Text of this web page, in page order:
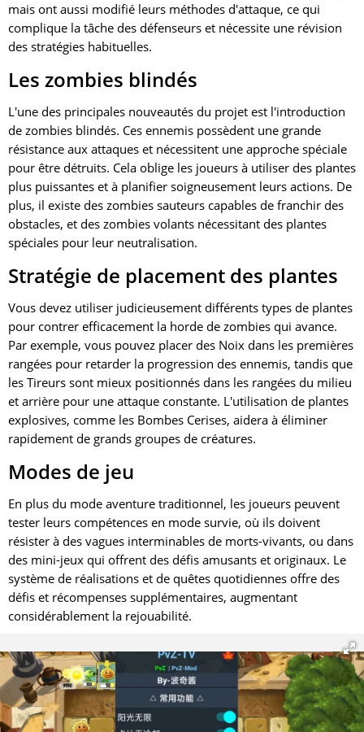
mais ont aussi modifié leurs méthodes d'attaque, ce qui
complique la tâche des défenseurs et nécessite une révision
des stratégies habituelles.
Les zombies blindés
L'une des principales nouveautés du projet est l'introduction
de zombies blindés. Ces ennemis possèdent une grande
résistance aux attaques et nécessitent une approche spéciale
pour être détruits. Cela oblige les joueurs à utiliser des plantes
plus puissantes et à planifier soigneusement leurs actions. De
plus, il existe des zombies sauteurs capables de franchir des
obstacles, et des zombies volants nécessitant des plantes
spéciales pour leur neutralisation.
Stratégie de placement des plantes
Vous devez utiliser judicieusement différents types de plantes
pour contrer efficacement la horde de zombies qui avance.
Par exemple, vous pouvez placer des Noix dans les premières
rangées pour retarder la progression des ennemis, tandis que
les Tireurs sont mieux positionnés dans les rangées du milieu
et arrière pour une attaque constante. L'utilisation de plantes
explosives, comme les Bombes Cerises, aidera à éliminer
rapidement de grands groupes de créatures.
Modes de jeu
En plus du mode aventure traditionnel, les joueurs peuvent
tester leurs compétences en mode survie, où ils doivent
résister à des vagues interminables de morts-vivants, ou dans
des mini-jeux qui offrent des défis amusants et originaux. Le
système de réalisations et de quêtes quotidiennes offre des
défis et récompenses supplémentaires, augmentant
considérablement la rejouabilité.